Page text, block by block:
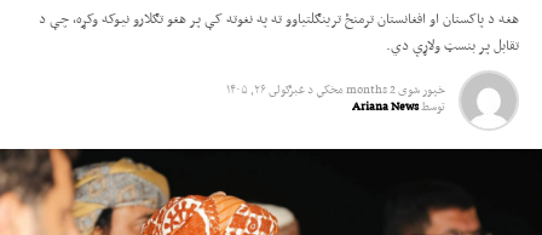
هغه د پاکستان او افغانستان ترمنځ ترینګلتیاوو ته په نغوته کې پر هغو تګلارو نیوکه وکړه، چې د
تقابل پر بنسټ ولاړې دي.
خپور شوی2 months مخکي دغبرګولى ۲۶, ۱۴۰۵
توسطAriana News